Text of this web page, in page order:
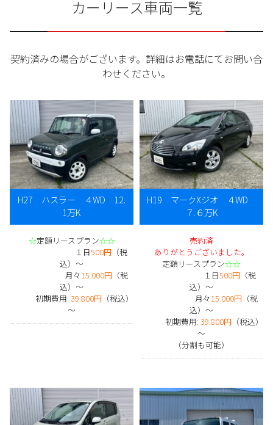
カーリース車両一覧
契約済みの場合がございます。詳細はお電話にてお問い合
わせください。
H27 ハスラー ４WD 12.
1万K
☆定額リースプラン☆☆
１日500円（税
込）～
月々15.000円（税
込）～
初期費用: 39.800円 （税込）
～
H19 マークXジオ ４WD
７.６万K
売約済
ありがとうございました。
定額リースプラン☆☆
１日500円 （税
込）～
月々15.000円（税
込）～
初期費用: 39.800円 （税込）
～
（分割も可能）